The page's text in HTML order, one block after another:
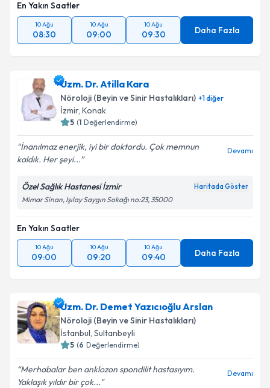
En Yakın Saatler
10 Ağu
08:30
10 Ağu
09:00
10 Ağu
09:30 Daha Fazla
Uzm. Dr. Atilla Kara
Nöroloji (Beyin ve Sinir Hastalıkları) +1diğer
İzmir, Konak
5 (1 Değerlendirme)
İnanılmaz enerjik, iyi bir doktordu. Çok memnun
kaldık. Her şeyi...
Devamı
Özel Sağlık Hastanesi İzmir Haritada Göster
Mimar Sinan, Işılay Saygın Sokağı no:23, 35000
En Yakın Saatler
10 Ağu
09:00
10 Ağu
09:20
10 Ağu
09:40 Daha Fazla
Uzm. Dr. Demet Yazıcıoğlu Arslan
Nöroloji (Beyin ve Sinir Hastalıkları)
İstanbul, Sultanbeyli
5 (6 Değerlendirme)
Merhabalar ben anklozon spondilit hastasıyım.
Yaklaşık yıldır bir çok...
Devamı